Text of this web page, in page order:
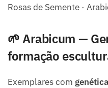
Rosas de Semente ·
🌱 Arabicum —
formação
Exemplares com